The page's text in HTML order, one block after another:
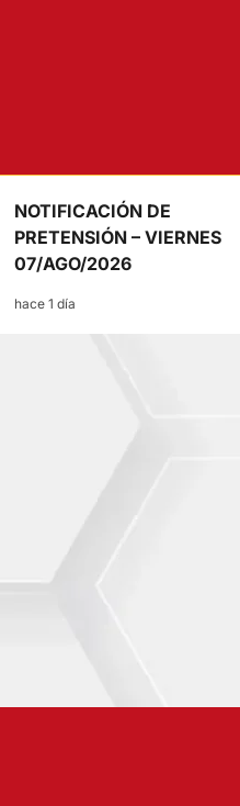
NOTIFICACIÓN DE
PRETENSIÓN – VIERNES
07/AGO/2026
hace 1 día